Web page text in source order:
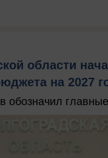
области
на 2027
обозначил